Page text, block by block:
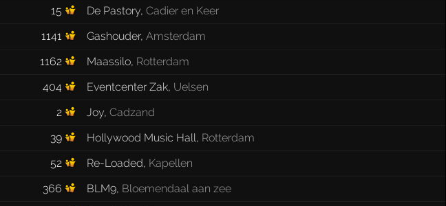
15 De Pastory, Cadier en Keer
1141 Gashouder, Amsterdam
1162 Maassilo, Rotterdam
404 Eventcenter Zak, Uelsen
2 Joy, Cadzand
39 Hollywood Music Hall, Rotterdam
52 Re-Loaded, Kapellen
366 BLM9, Bloemendaal aan zee